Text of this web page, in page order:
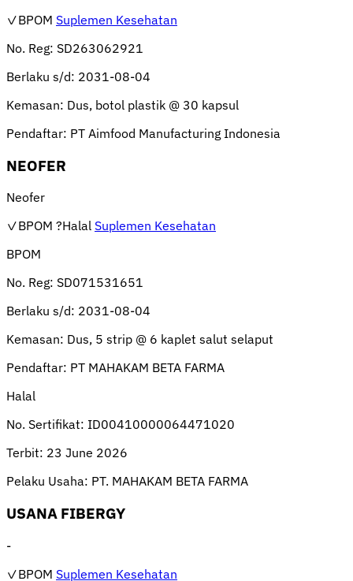
✓BPOM Suplemen Kesehatan
No. Reg: SD263062921
Berlaku s/d: 2031-08-04
Kemasan: Dus, botol plastik @ 30 kapsul
Pendaftar: PT Aimfood Manufacturing Indonesia
NEOFER
Neofer
✓BPOM ?Halal Suplemen Kesehatan
BPOM
No. Reg: SD071531651
Berlaku s/d: 2031-08-04
Kemasan: Dus, 5 strip @ 6 kaplet salut selaput
Pendaftar: PT MAHAKAM BETA FARMA
Halal
No. Sertifikat: ID00410000064471020
Terbit: 23 June 2026
Pelaku Usaha: PT. MAHAKAM BETA FARMA
USANA FIBERGY
-
✓BPOM Suplemen Kesehatan